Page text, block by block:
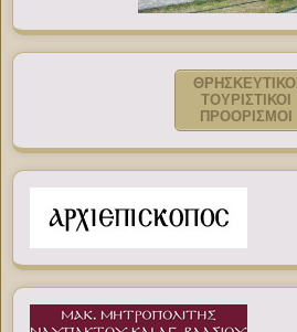
ΘΡΗΣΚΕΥΤΙΚΟΙ
ΤΟΥΡΙΣΤΙΚΟΙ
ΠΡΟΟΡΙΣΜΟΙ